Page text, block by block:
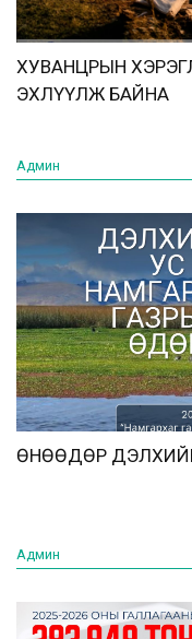
ХУВАНЦРЫН
ЭХЛҮҮЛЖ БАЙНА
Админ
ӨНӨӨДӨР
Админ